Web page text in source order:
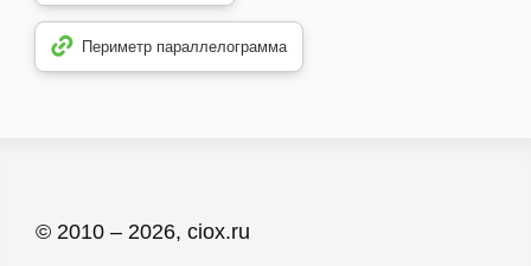
Периметр параллелограмма
© 2010 – 2026, ciox.ru